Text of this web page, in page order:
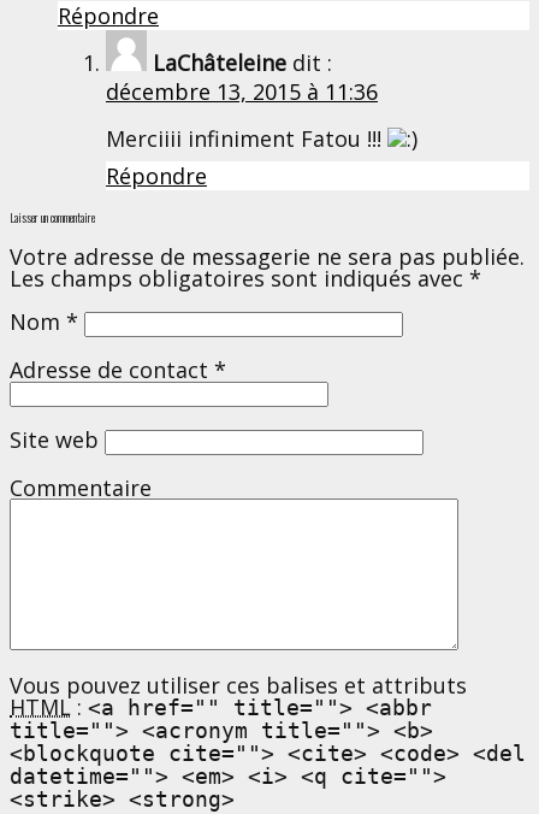
Répondre
LaChâteleine dit :
décembre 13, 2015 à 11:36
Merciiii infiniment Fatou !!!
Répondre
Laisser un commentaire
Votre adresse de messagerie ne sera pas publiée.
Les champs obligatoires sont indiqués avec *
Nom *
Adresse de contact *
Site web
Commentaire
Vous pouvez utiliser ces balises et attributs
HTML : <a href="" title=""> <abbr
title=""> <acronym title=""> <b>
<blockquote cite=""> <cite> <code> <del
datetime=""> <em> <i> <q cite="">
<strike> <strong>